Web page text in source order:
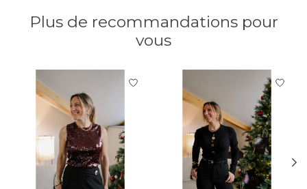
Plus de recommandations pour
vous
Articles du carrousel de produits